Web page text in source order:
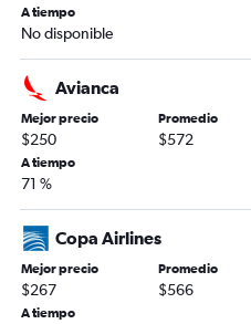
A tiempo
No disponible
Avianca
Mejor precio
$250
Promedio
$572
A tiempo
71 %
Copa Airlines
Mejor precio
$267
Promedio
$566
A tiempo